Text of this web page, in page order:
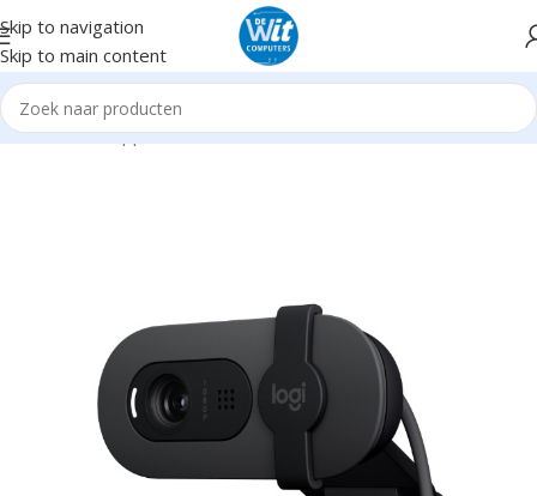
Skip to navigation
Skip to main content
Home Randapparatuur Webcams Webcams